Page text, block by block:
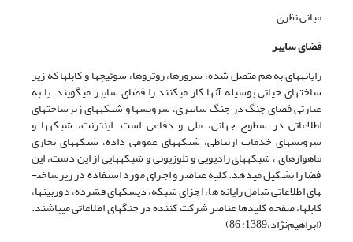
مبانی نظری
فضای سایبر
رایانه­های به هم متصل شده، سرورها، روتروها، سوئیچ­ها و کابل­ها که زیر
ساخت­های حیاتی بوسیله آنها کار می­کنند را فضای سایبر می­گویند. یا به
عبارتی فضای جنگ در جنگ سایبری، سرویس­ها و شبکه­های زیرساخت­های
اطلاعاتی در سطوح جهانی، ملی و دفاعی است. اینترنت، شبکه­ها و
سرویس­های خدمات ارتباطی، شبکه­های عمومی داده، شبکه­های تجاری
ماهواره­ای ، شبکه­های رادیویی و تلوزیونی و شبکه­هایی از این دست، این
فضا را تشکیل می­دهد. کلیه عناصر و اجزای مورد استفاده در زیرساخت­
های اطلاعاتی شامل رایانه ها، اجزای شبکه، دیسک­های فشرده، دوربین­ها،
کابل­ها، صفحه کلیدها عناصر شرکت کننده در جنگ­های اطلاعاتی می­باشند.
(ابراهیم‌نژاد،1389: 86)